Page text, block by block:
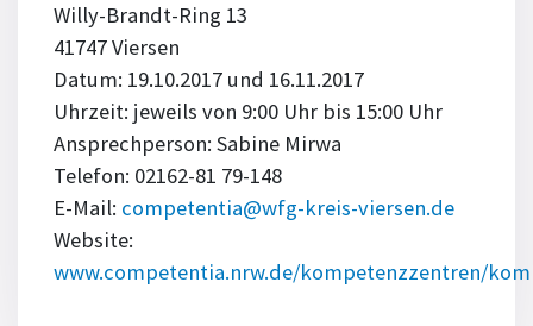
Willy-Brandt-Ring 13
41747 Viersen
Datum: 19.10.2017 und 16.11.2017
Uhrzeit: jeweils von 9:00 Uhr bis 15:00 Uhr
Ansprechperson: Sabine Mirwa
Telefon: 02162-81 79-148
E-Mail: competentia@wfg-kreis-viersen.de
Website:
www.competentia.nrw.de/kompetenzzentren/